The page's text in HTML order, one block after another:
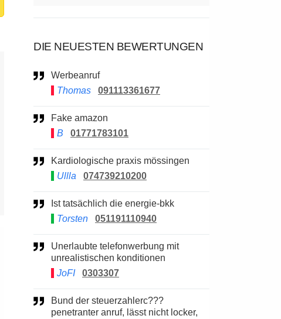
DIE NEUESTEN BEWERTUNGEN
Werbeanruf
Thomas
091113361677
Fake amazon
B
01771783101
Kardiologische praxis mössingen
Ullla
074739210200
Ist tatsächlich die energie-bkk
Torsten
051191110940
Unerlaubte telefonwerbung mit
unrealistischen konditionen
JoFI
0303307
Bund der steuerzahlerc???
penetranter anruf, lässt nicht locker,